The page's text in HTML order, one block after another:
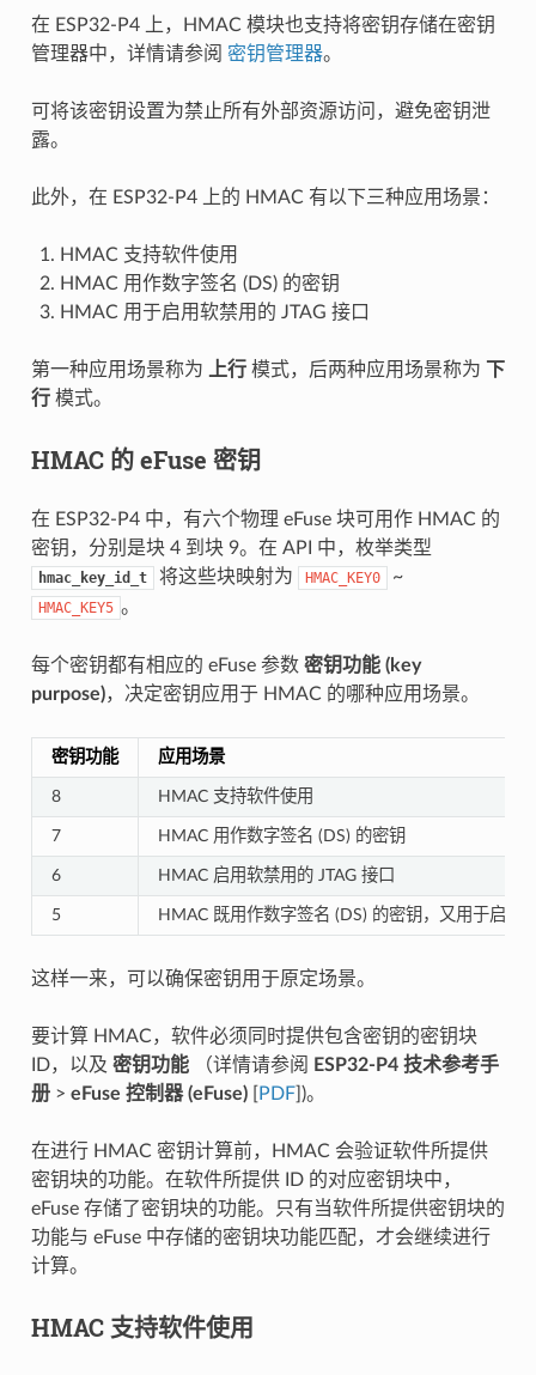
在 ESP32-P4 上，HMAC 模块也支持将密钥存储在密钥
管理器中，详情请参阅 密钥管理器。
可将该密钥设置为禁止所有外部资源访问，避免密钥泄
露。
此外，在 ESP32-P4 上的 HMAC 有以下三种应用场景：
HMAC 支持软件使用
HMAC 用作数字签名 (DS) 的密钥
HMAC 用于启用软禁用的 JTAG 接口
第一种应用场景称为 上行模式，后两种应用场景称为
下
行模式。
HMAC 的 eFuse 密钥
在 ESP32-P4 中，有六个物理 eFuse 块可用作 HMAC 的
密钥，分别是块 4 到块 9。在 API 中，枚举类型
hmac_key_id_t 将这些块映射为 HMAC_KEY0 ~
HMAC_KEY5 。
每个密钥都有相应的 eFuse 参数 密钥功能 (key
purpose)，决定密钥应用于 HMAC 的哪种应用场景。
密钥功能 应用场景
8 HMAC 支持软件使用
7 HMAC 用作数字签名 (DS) 的密钥
6 HMAC 启用软禁用的 JTAG 接口
5 HMAC 既用作数字签名 (DS) 的密钥，又用于启用
这样一来，可以确保密钥用于原定场景。
要计算 HMAC，软件必须同时提供包含密钥的密钥块
ID，以及 密钥功能（详情请参阅
ESP32-P4 技术参考手
册> eFuse 控制器 (eFuse)[ PDF])。
在进行 HMAC 密钥计算前，HMAC 会验证软件所提供
密钥块的功能。在软件所提供 ID 的对应密钥块中，
eFuse 存储了密钥块的功能。只有当软件所提供密钥块的
功能与 eFuse 中存储的密钥块功能匹配，才会继续进行
计算。
HMAC 支持软件使用